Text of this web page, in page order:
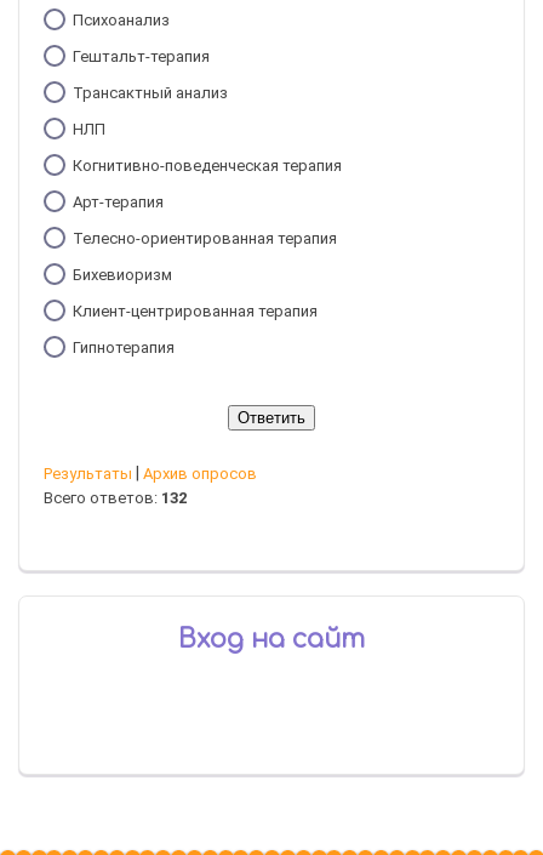
Психоанализ
Гештальт-терапия
Трансактный анализ
НЛП
Когнитивно-поведенческая терапия
Арт-терапия
Телесно-ориентированная терапия
Бихевиоризм
Клиент-центрированная терапия
Гипнотерапия
Результаты
Архив опросов
Всего ответов: 132
Вход на сайт